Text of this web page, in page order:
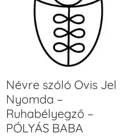
Névre szóló Ovis Jel
Nyomda –
Ruhabélyegző –
PÓLYÁS BABA